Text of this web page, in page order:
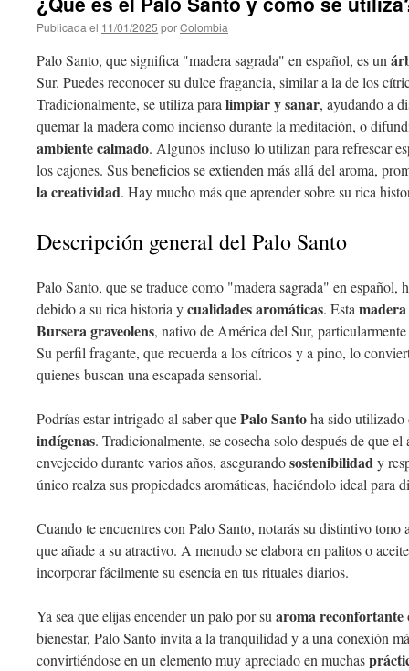
Publicada el 11/01/2025 porColombia
Palo Santo, que significa "madera sagrada" en español, es un
Sur. Puedes reconocer su dulce fragancia, similar a la de los
Tradicionalmente, se utiliza para limpiar y sanar, ayudando a
quemar la madera como incienso durante la meditación, o
ambiente calmado. Algunos incluso lo utilizan para refrescar
los cajones. Sus beneficios se extienden más allá del aroma,
la creatividad. Hay mucho más que aprender sobre su rica
Descripción general del Palo Santo
Palo Santo, que se traduce como "madera sagrada" en español,
debido a su rica historia ycualidades aromáticas. Esta
Bursera graveolens, nativo de América del Sur,
Su perfil fragante, que recuerda a los cítricos y a pino, lo
quienes buscan una escapada sensorial.
Podrías estar intrigado al saber quePalo Santoha sido
indígenas. Tradicionalmente, se cosecha solo después de que
envejecido durante varios años, asegurandosostenibilidady
único realza sus propiedades aromáticas, haciéndolo ideal para
Cuando te encuentres con Palo Santo, notarás su distintivo
que añade a su atractivo. A menudo se elabora en palitos o
incorporar fácilmente su esencia en tus rituales diarios.
Ya sea que elijas encender un palo por su aroma reconfortante
bienestar, Palo Santo invita a la tranquilidad y a una conexión
convirtiéndose en un elemento muy apreciado en muchas